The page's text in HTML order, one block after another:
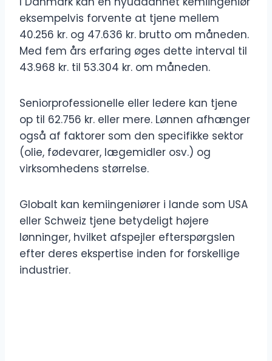
eksempelvis forvente at tjene mellem
40.256 kr. og 47.636 kr. brutto om måneden.
Med fem års erfaring øges dette interval til
43.968 kr. til 53.304 kr. om måneden.
Seniorprofessionelle eller ledere kan tjene
op til 62.756 kr. eller mere. Lønnen afhænger
også af faktorer som den specifikke sektor
(olie, fødevarer, lægemidler osv.) og
virksomhedens størrelse.
Globalt kan kemiingeniører i lande som USA
eller Schweiz tjene betydeligt højere
lønninger, hvilket afspejler efterspørgslen
efter deres ekspertise inden for forskellige
industrier.